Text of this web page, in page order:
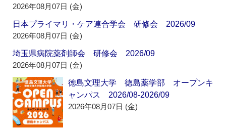
2026年08月07日 (金)
日本プライマリ・ケア連合学会 研修会 2026/09
2026年08月07日 (金)
埼玉県病院薬剤師会 研修会 2026/09
2026年08月07日 (金)
徳島文理大学 徳島薬学部 オープンキ
ャンパス 2026/08-2026/09
2026年08月07日 (金)